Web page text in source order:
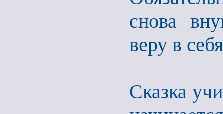
снова
веру в
Сказка